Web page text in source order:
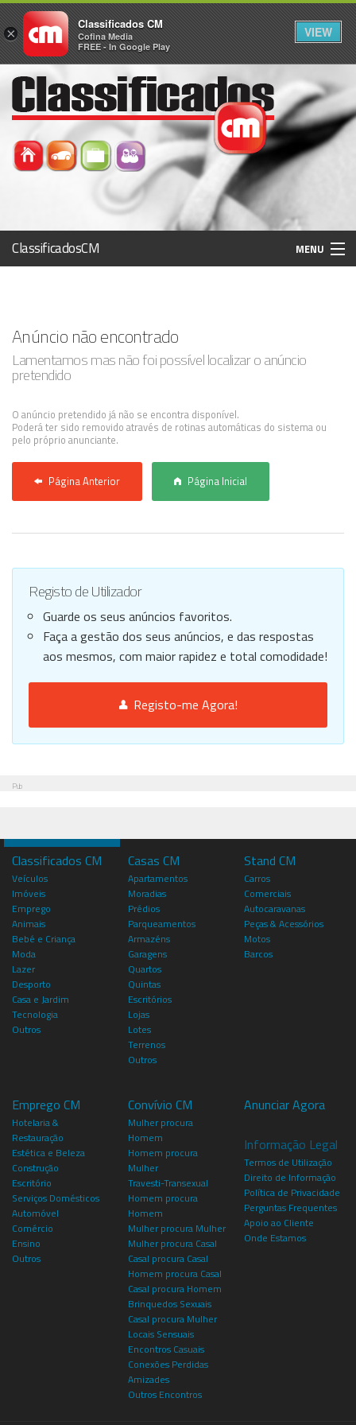
ClassificadosCM MENU
Registo / Login
Anunciar Agora
Anúncio não encontrado
Lamentamos mas não foi possível localizar o anúncio
pretendido
O anúncio pretendido já não se encontra disponível.
Poderá ter sido removido através de rotinas automáticas do sistema ou
pelo próprio anunciante.
Página Anterior Página Inicial
Registo de Utilizador
Guarde os seus anúncios favoritos.
Faça a gestão dos seus anúncios, e das respostas
aos mesmos, com maior rapidez e total comodidade!
Registo-me Agora!
Pub
Classificados CM
Veículos
Imóveis
Emprego
Animais
Bebé e Criança
Moda
Lazer
Desporto
Casa e Jardim
Tecnologia
Outros
Casas CM
Apartamentos
Moradias
Prédios
Parqueamentos
Armazéns
Garagens
Quartos
Quintas
Escritórios
Lojas
Lotes
Terrenos
Outros
Stand CM
Carros
Comerciais
Autocaravanas
Peças & Acessórios
Motos
Barcos
Emprego CM
Hotelaria &
Restauração
Estética e Beleza
Construção
Escritório
Serviços Domésticos
Automóvel
Comércio
Ensino
Outros
Convívio CM
Mulher procura
Homem
Homem procura
Mulher
Travesti-Transexual
Homem procura
Homem
Mulher procura Mulher
Mulher procura Casal
Casal procura Casal
Homem procura Casal
Casal procura Homem
Brinquedos Sexuais
Casal procura Mulher
Locais Sensuais
Encontros Casuais
Conexões Perdidas
Amizades
Outros Encontros
Anunciar Agora
Informação Legal
Termos de Utilização
Direito de Informação
Política de Privacidade
Perguntas Frequentes
Apoio ao Cliente
Onde Estamos
×
Classificados CM
Cofina Media
FREE - In Google Play
VIEW